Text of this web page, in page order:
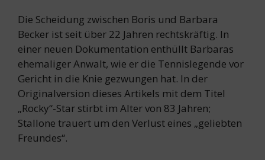
Die Scheidung zwischen Boris und Barbara
Becker ist seit über 22 Jahren rechtskräftig. In
einer neuen Dokumentation enthüllt Barbaras
ehemaliger Anwalt, wie er die Tennislegende vor
Gericht in die Knie gezwungen hat. In der
Originalversion dieses Artikels mit dem Titel
„Rocky“-Star stirbt im Alter von 83 Jahren;
Stallone trauert um den Verlust eines „geliebten
Freundes“.